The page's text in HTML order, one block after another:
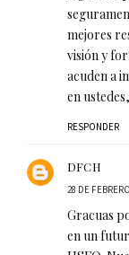
mejores
visión y
acuden a
en
RESPONDER
DFCH
28 DE
Gracuas
en un